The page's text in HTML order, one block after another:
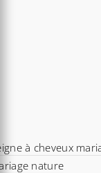
à cheveux
nature